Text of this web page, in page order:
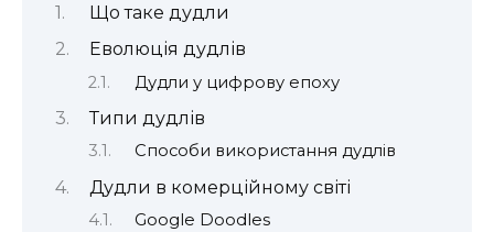
Що таке дудли
Еволюція дудлів
Дудли у цифрову епоху
Типи дудлів
Способи використання дудлів
Дудли в комерційному світі
Google Doodles